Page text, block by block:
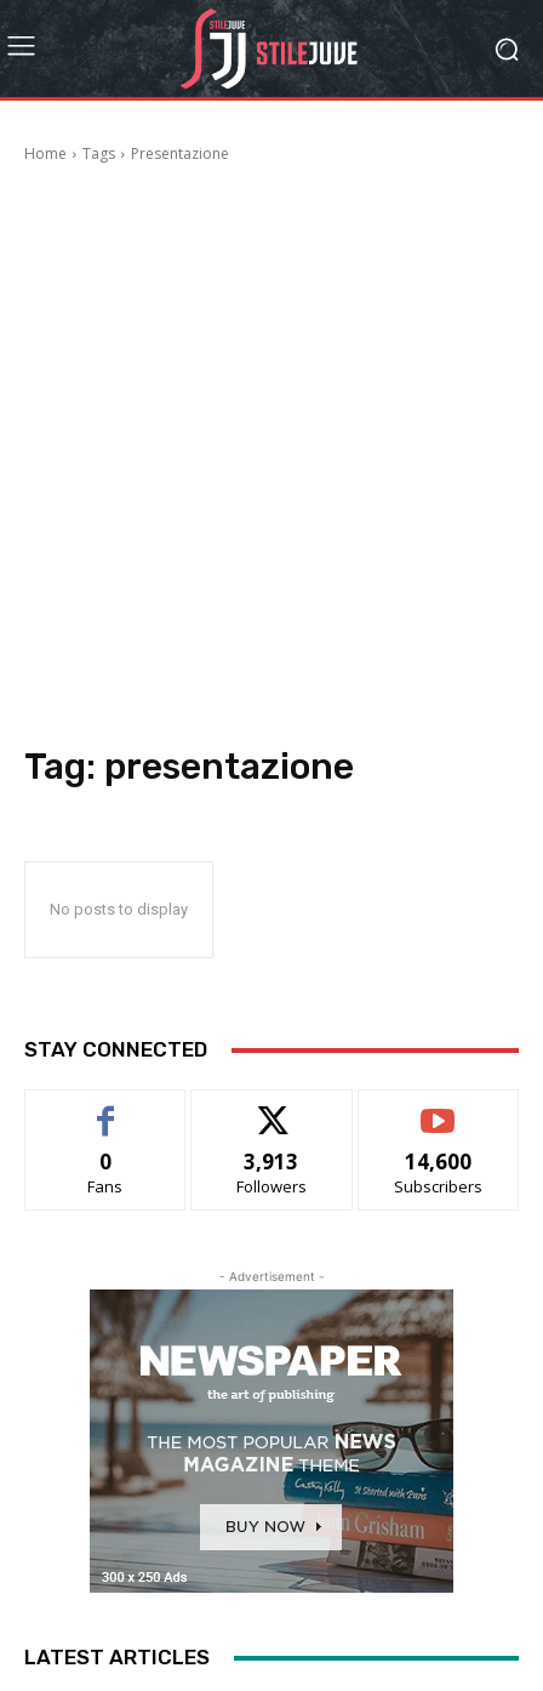
Home Tags Presentazione
Tag: presentazione
No posts to display
STAY CONNECTED
0
Fans
3,913
Followers
14,600
Subscribers
- Advertisement -
LATEST ARTICLES